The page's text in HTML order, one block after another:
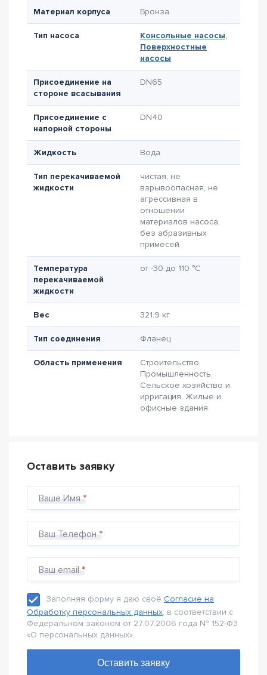
Материал корпуса Бронза
Тип насоса Консольные насосы,
Поверхностные
насосы
Присоединение на
стороне всасывания
DN65
Присоединение с
напорной стороны
DN40
Жидкость Вода
Тип перекачиваемой
жидкости
чистая, не
взрывоопасная, не
агрессивная в
отношении
материалов насоса,
без абразивных
примесей
Температура
перекачиваемой
жидкости
от -30 до 110 °C
Вес 321.9 кг
Тип соединения Фланец
Область применения
Строительство,
Промышленность,
Сельское хозяйство и
ирригация, Жилые и
офисные здания
Оставить заявку
Ваше Имя
Ваш Телефон
Ваш email
Заполняя форму я даю своё Согласие на
Обработку персональных данных, в соответствии с
Федеральном законом от 27.07.2006 года № 152-Ф3
«О персональных данных».